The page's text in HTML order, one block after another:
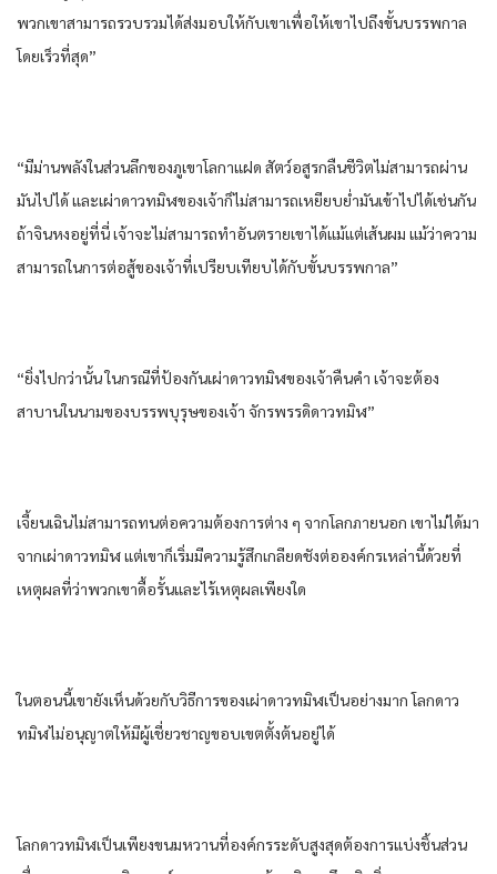
พวกเขา​สามารถ​รวบรวม​ได้​ส่งมอบให้​กับ​เขา​เพื่อให้​เขา​ไปถึงขั้น​บรรพกาล​
โดยเร็ว​ที่สุด​”
“มีม่าน​พลัง​ใน​ส่วนลึก​ของ​ภูเขา​โลกา​แฝด​ สัตว์​อสูร​กลืน​ชีวิต​ไม่สามารถ​ผ่าน​
มัน​ไปได้​ และ​เผ่า​ดาว​ทมิฬ​ของ​เจ้าก็​ไม่สามารถ​เหยียบย่ำ​มัน​เข้าไป​ได้​เช่นกัน​
ถ้าจิน​หง​อยู่​ที่นี่​ เจ้าจะไม่สามารถ​ทำอันตราย​เขา​ได้​แม้แต่​เส้น​ผม​ แม้ว่า​ความ
สามารถ​ใน​การต่อสู้​ของ​เจ้าที่​เปรียบเทียบ​ได้​กับ​ขั้น​บรรพกาล​”
“ยิ่งไปกว่านั้น​ ในกรณีที่​ป้องกัน​เผ่า​ดาว​ทมิฬ​ของ​เจ้าคืนคำ​ เจ้าจะต้อง​
สาบาน​ในนามของ​บรรพบุรุษ​ของ​เจ้า จักรพรรดิ​ดาว​ทมิฬ​”
เจี้ยนเฉิน​ไม่สามารถ​ทน​ต่อ​ความต้องการ​ต่าง ๆ​ จาก​โลก​ภายนอก​ เขา​ไม่ได้​มา
จาก​เผ่า​ดาว​ทมิฬ​ แต่​เขา​ก็​เริ่ม​มีความรู้สึก​เกลียดชัง​ต่อ​องค์กร​เหล่านี้​ด้วย​ที่​
เหตุผล​ที่ว่า​พวกเขา​ดื้อรั้น​และ​ไร้เหตุผล​เพียงใด​
ใน​ตอนนี้​เขา​ยัง​เห็นด้วย​กับ​วิธีการ​ของ​เผ่า​ดาว​ทมิฬ​เป็นอย่างมาก​ โลก​ดาว​
ทมิฬ​ไม่อนุญาต​ให้​มีผู้เชี่ยวชาญ​ขอบเขต​ตั้งต้น​อยู่​ได้​
โลก​ดาว​ทมิฬ​เป็น​เพียง​ขนมหวาน​ที่​องค์กร​ระดับ​สูงสุด​ต้องการ​แบ่ง​ชิ้นส่วน​